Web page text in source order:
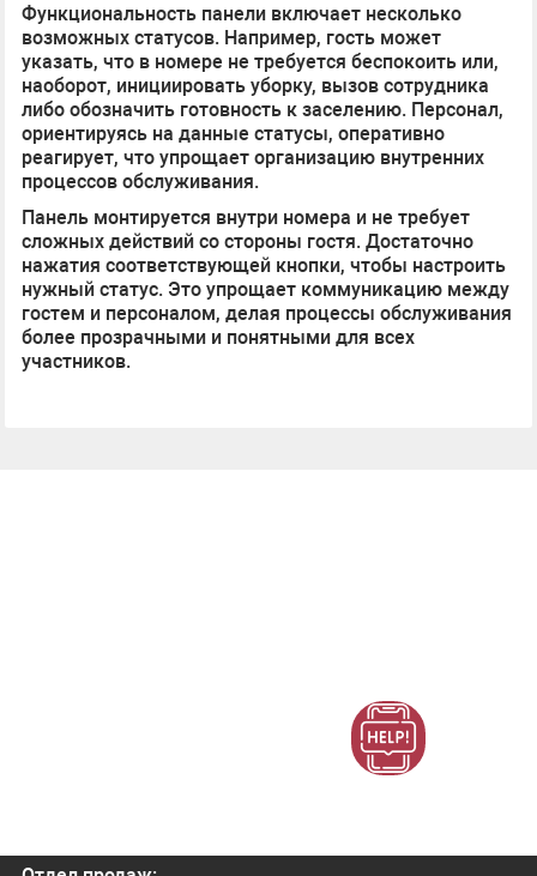
Функциональность панели включает несколько
возможных статусов. Например, гость может
указать, что в номере не требуется беспокоить или,
наоборот, инициировать уборку, вызов сотрудника
либо обозначить готовность к заселению. Персонал,
ориентируясь на данные статусы, оперативно
реагирует, что упрощает организацию внутренних
процессов обслуживания.
Панель монтируется внутри номера и не требует
сложных действий со стороны гостя. Достаточно
нажатия соответствующей кнопки, чтобы настроить
нужный статус. Это упрощает коммуникацию между
гостем и персоналом, делая процессы обслуживания
более прозрачными и понятными для всех
участников.